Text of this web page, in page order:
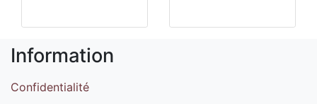
Information
Confidentialité